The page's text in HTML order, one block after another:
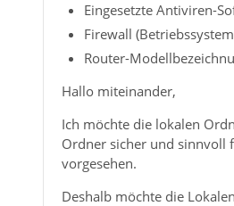
Eingesetzte Antiviren-
Firewall
Router-
Hallo miteinander,
Ich möchte die lokalen
Ordner sicher und sinnvoll
vorgesehen.
Deshalb möchte die